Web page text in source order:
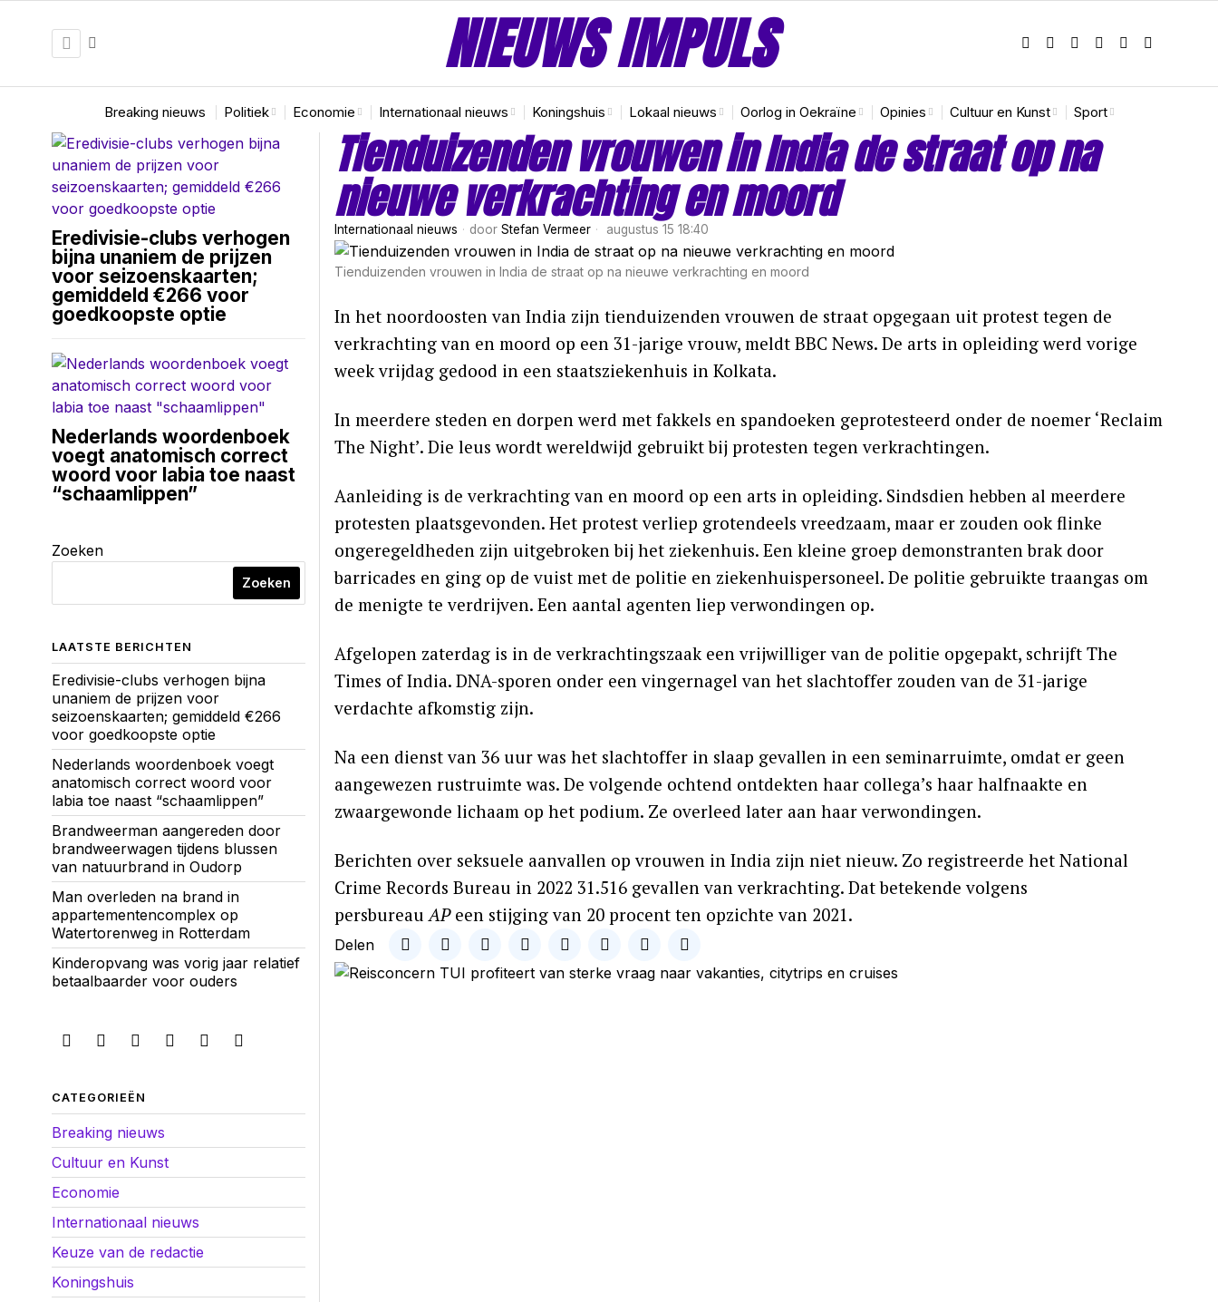
NIEUWS IMPULS
Breaking nieuws Politiek Economie Internationaal nieuws Koningshuis Lokaal nieuws Oorlog in Oekraïne Opinies Cultuur en Kunst Sport
Tienduizenden vrouwen in India de straat op na
nieuwe verkrachting en moord
Internationaal nieuws door Stefan Vermeer augustus 15 18:40
Tienduizenden vrouwen in India de straat op na nieuwe verkrachting en moord
In het noordoosten van India zijn tienduizenden vrouwen de straat opgegaan uit protest tegen de
verkrachting van en moord op een 31-jarige vrouw, meldt BBC News. De arts in opleiding werd vorige
week vrijdag gedood in een staatsziekenhuis in Kolkata.
In meerdere steden en dorpen werd met fakkels en spandoeken geprotesteerd onder de noemer ‘Reclaim
The Night’. Die leus wordt wereldwijd gebruikt bij protesten tegen verkrachtingen.
Aanleiding is de verkrachting van en moord op een arts in opleiding. Sindsdien hebben al meerdere
protesten plaatsgevonden. Het protest verliep grotendeels vreedzaam, maar er zouden ook flinke
ongeregeldheden zijn uitgebroken bij het ziekenhuis. Een kleine groep demonstranten brak door
barricades en ging op de vuist met de politie en ziekenhuispersoneel. De politie gebruikte traangas om
de menigte te verdrijven. Een aantal agenten liep verwondingen op.
Afgelopen zaterdag is in de verkrachtingszaak een vrijwilliger van de politie opgepakt, schrijft The
Times of India. DNA-sporen onder een vingernagel van het slachtoffer zouden van de 31-jarige
verdachte afkomstig zijn.
Na een dienst van 36 uur was het slachtoffer in slaap gevallen in een seminarruimte, omdat er geen
aangewezen rustruimte was. De volgende ochtend ontdekten haar collega’s haar halfnaakte en
zwaargewonde lichaam op het podium. Ze overleed later aan haar verwondingen.
Berichten over seksuele aanvallen op vrouwen in India zijn niet nieuw. Zo registreerde het National
Crime Records Bureau in 2022 31.516 gevallen van verkrachting. Dat betekende volgens
persbureau APeen stijging van 20 procent ten opzichte van 2021.
Delen
Eredivisie-clubs verhogen
bijna unaniem de prijzen
voor seizoenskaarten;
gemiddeld €266 voor
goedkoopste optie
Nederlands woordenboek
voegt anatomisch correct
woord voor labia toe naast
“schaamlippen”
Zoeken
Zoeken
LAATSTE BERICHTEN
Eredivisie-clubs verhogen bijna
unaniem de prijzen voor
seizoenskaarten; gemiddeld €266
voor goedkoopste optie
Nederlands woordenboek voegt
anatomisch correct woord voor
labia toe naast “schaamlippen”
Brandweerman aangereden door
brandweerwagen tijdens blussen
van natuurbrand in Oudorp
Man overleden na brand in
appartementencomplex op
Watertorenweg in Rotterdam
Kinderopvang was vorig jaar relatief
betaalbaarder voor ouders
CATEGORIEËN
Breaking nieuws
Cultuur en Kunst
Economie
Internationaal nieuws
Keuze van de redactie
Koningshuis